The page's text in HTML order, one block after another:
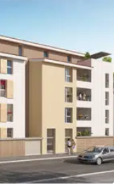
traditionnelle
[…] Voir le